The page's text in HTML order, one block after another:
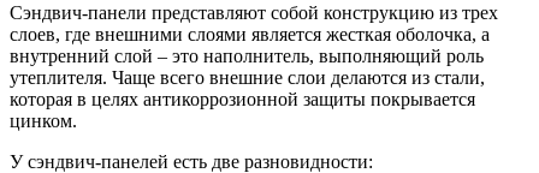
Сэндвич-панели представляют собой конструкцию из трех
слоев, где внешними слоями является жесткая оболочка, а
внутренний слой – это наполнитель, выполняющий роль
утеплителя. Чаще всего внешние слои делаются из стали,
которая в целях антикоррозионной защиты покрывается
цинком.
У сэндвич-панелей есть две разновидности: